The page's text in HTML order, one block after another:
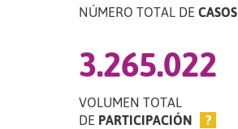
NÚMERO TOTAL DE CASOS
3.265.022
VOLUMEN TOTAL
DE PARTICIPACIÓN ?